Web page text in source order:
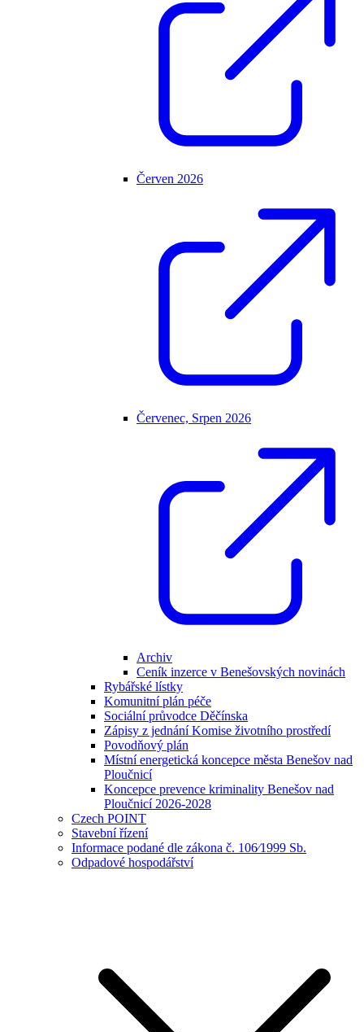
Červen 2026
Červenec, Srpen 2026
Archiv
Ceník inzerce v Benešovských novinách
Rybářské lístky
Komunitní plán péče
Sociální průvodce Děčínska
Zápisy z jednání Komise životního prostředí
Povodňový plán
Místní energetická koncepce města Benešov nad
Ploučnicí
Koncepce prevence kriminality Benešov nad
Ploučnicí 2026-2028
Czech POINT
Stavební řízení
Informace podané dle zákona č. 106⁄1999 Sb.
Odpadové hospodářství